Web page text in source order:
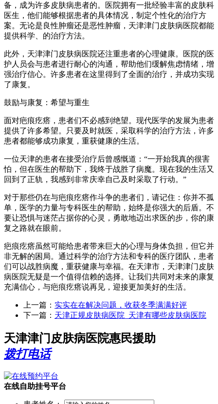
备，成为许多皮肤病患者的。医院拥有一批经验丰富的皮肤科
医生，他们能够根据患者的具体情况，制定个性化的治疗方
案。无论是良性肿瘤还是恶性肿瘤，天津津门皮肤病医院都能
提供科学、的治疗方法。
此外，天津津门皮肤病医院还注重患者的心理健康。医院的医
护人员会与患者进行耐心的沟通，帮助他们缓解焦虑情绪，增
强治疗信心。许多患者在这里得到了全面的治疗，并成功实现
了康复。
鼓励与康复：希望与重生
面对疤痕疙瘩，患者们不必感到绝望。现代医学的发展为患者
提供了许多希望。只要及时就医，采取科学的治疗方法，许多
患者都能够成功康复，重获健康的生活。
一位天津的患者在接受治疗后曾感慨道：“一开始我真的很害
怕，但在医生的帮助下，我终于战胜了病魔。现在我的生活又
回到了正轨，我感到非常庆幸自己及时采取了行动。”
对于那些仍在与疤痕疙瘩作斗争的患者们，请记住：你并不孤
单，医学的力量与专科医生的帮助，始终是你强大的后盾。不
要让恐惧与迷茫占据你的心灵，勇敢地迈出求医的步，你的康
复之路就在眼前。
疤痕疙瘩虽然可能给患者带来巨大的心理与身体负担，但它并
非无解的困局。通过科学的治疗方法和专科的医疗团队，患者
们可以战胜病魔，重获健康与幸福。在天津市，天津津门皮肤
病医院无疑是一个值得信赖的选择。让我们共同对未来的康复
充满信心，与疤痕疙瘩说再见，迎接更加美好的生活。
上一篇： 实实在在解决问题，收获冬季满满好评
下一篇： 天津正规皮肤病医院_天津有哪些皮肤病医院
天津津门皮肤病医院惠民援助
拨打电话
在线自助挂号平台